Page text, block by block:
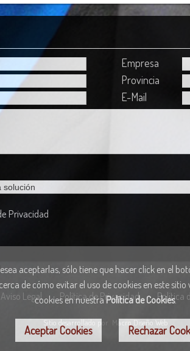
aceptarlas, sólo tiene que hacer click en el
de cómo evitar el uso de cookies en este
cookies en nuestraPolítica de Cookies.
Aceptar Cookies Rechazar
Empresa
Provincia
E-Mail
Privacidad
Aviso Legal Política de Privacidad Política
Sitio desarrollado por Macro Diseño Web